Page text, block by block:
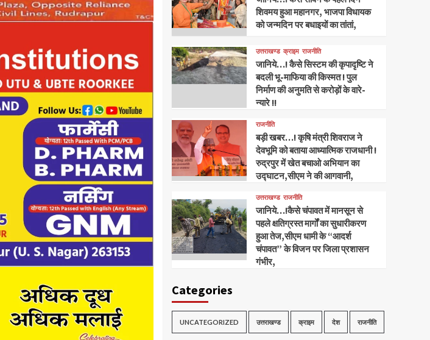
शिवमय हुआ महानगर, भाजपा विधायक
को जन्मदिन पर बधाइयों का तांतां,
उत्तराखण्ड क्राइम राजनीति
जानिये…! कैसे सिस्टम की कृपादृष्टि ने
बदली भू-माफिया की किस्मत ! पुल
निर्माण की अनुमति से करोड़ों के वारे-
न्यारे !!
राजनीति
बड़ी खबर…! कृषि मंत्री शिवराज ने
देवभूमि को बताया आध्यात्मिक राजधानी !
रुद्रपुर में खेत बचाओ अभियान का
उद्घाटन,सीएम ने की आगवानी,
उत्तराखण्ड राजनीति
जानिये…!कैसे चंपावत में मानसून से
पहले क्षतिग्रस्त मार्गों का सुधारीकरण
हुआ तेज,सीएम धामी के “आदर्श
चंपावत” के विजन पर जिला प्रशासन
गंभीर,
Categories
UNCATEGORIZED उत्तराखण्ड क्राइम देश राजनीति